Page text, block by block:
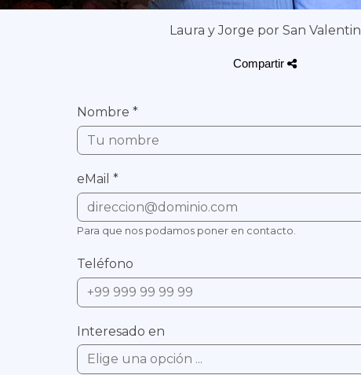
Laura y Jorge por San Valentin
Compartir
Nombre *
eMail *
Para que nos podamos poner en contacto.
Teléfono
Interesado en